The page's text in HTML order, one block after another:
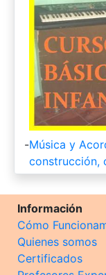
-Música y
construcción,
Información
Cómo
Quienes somos
Certificados